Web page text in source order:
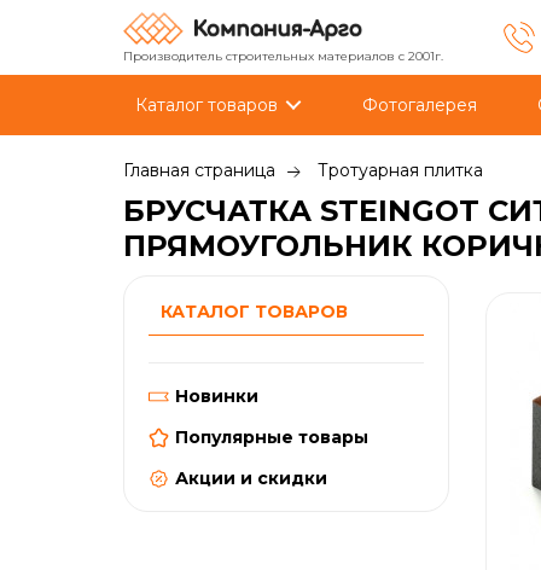
Производитель строительных материалов с 2001г.
Каталог товаров Фотогалерея
Главная страница Тротуарная плитка
БРУСЧАТКА STEINGOT
ПРЯМОУГОЛЬНИК
КАТАЛОГ ТОВАРОВ
Новинки
Популярные товары
Акции и скидки